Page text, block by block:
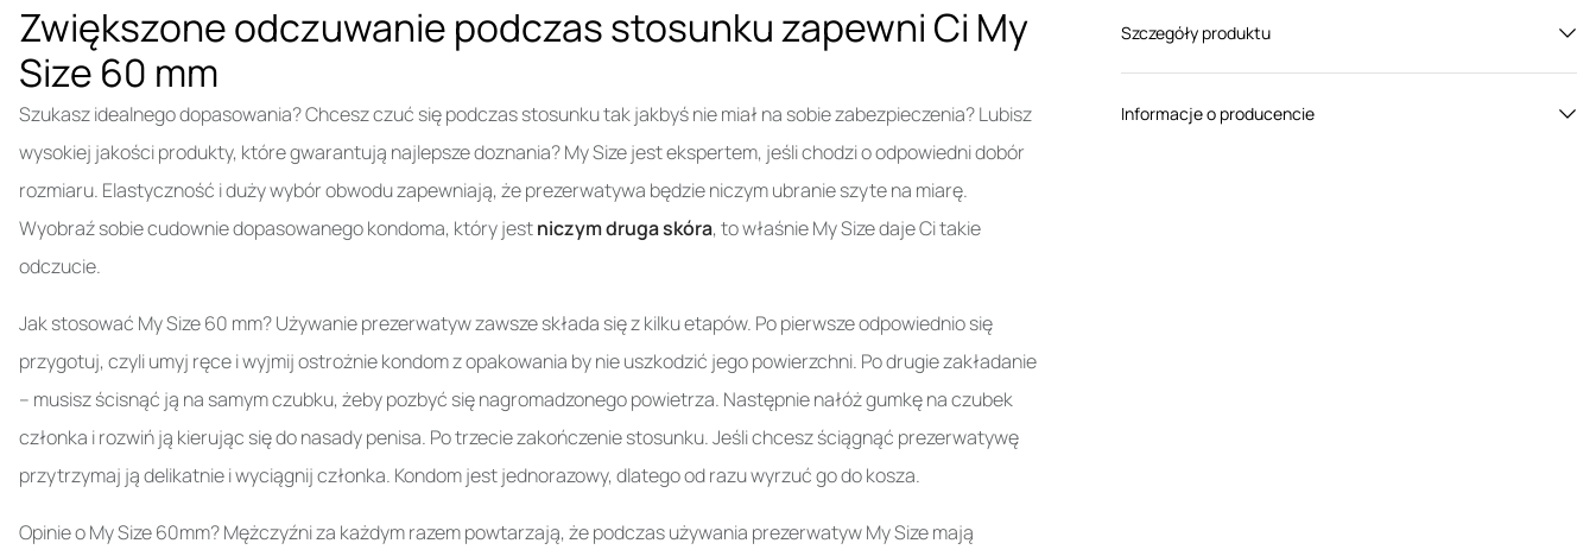
Zwiększone odczuwanie podczas stosunku zapewni Ci My
Size 60 mm
Szukasz idealnego dopasowania? Chcesz czuć się podczas stosunku tak jakbyś nie miał na sobie zabezpieczenia? Lubisz
wysokiej jakości produkty, które gwarantują najlepsze doznania? My Size jest ekspertem, jeśli chodzi o odpowiedni dobór
rozmiaru. Elastyczność i duży wybór obwodu zapewniają, że prezerwatywa będzie niczym ubranie szyte na miarę.
Wyobraź sobie cudownie dopasowanego kondoma, który jestniczym druga skóra, to właśnie My Size daje Ci takie
odczucie.
Jak stosować My Size 60 mm? Używanie prezerwatyw zawsze składa się z kilku etapów. Po pierwsze odpowiednio się
przygotuj, czyli umyj ręce i wyjmij ostrożnie kondom z opakowania by nie uszkodzić jego powierzchni. Po drugie zakładanie
– musisz ścisnąć ją na samym czubku, żeby pozbyć się nagromadzonego powietrza. Następnie nałóż gumkę na czubek
członka i rozwiń ją kierując się do nasady penisa. Po trzecie zakończenie stosunku. Jeśli chcesz ściągnąć prezerwatywę
przytrzymaj ją delikatnie i wyciągnij członka. Kondom jest jednorazowy, dlatego od razu wyrzuć go do kosza.
Opinie o My Size 60mm? Mężczyźni za każdym razem powtarzają, że podczas używania prezerwatyw My Size mają
Szczegóły produktu
Informacje o producencie